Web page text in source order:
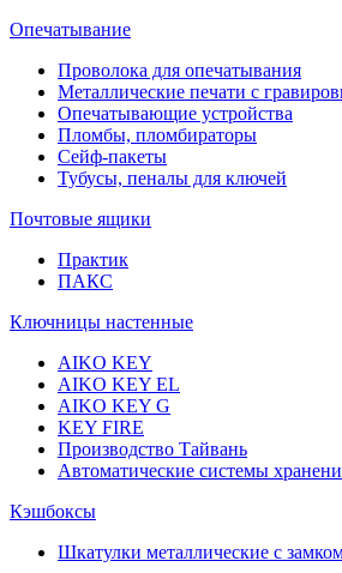
Опечатывание
Проволока для опечатывания
Металлические печати с
Опечатывающие устройства
Пломбы, пломбираторы
Сейф-пакеты
Тубусы, пеналы для ключей
Почтовые ящики
Практик
ПАКС
Ключницы настенные
AIKO KEY
AIKO KEY EL
AIKO KEY G
KEY FIRE
Производство Тайвань
Автоматические системы
Кэшбоксы
Шкатулки металлические с